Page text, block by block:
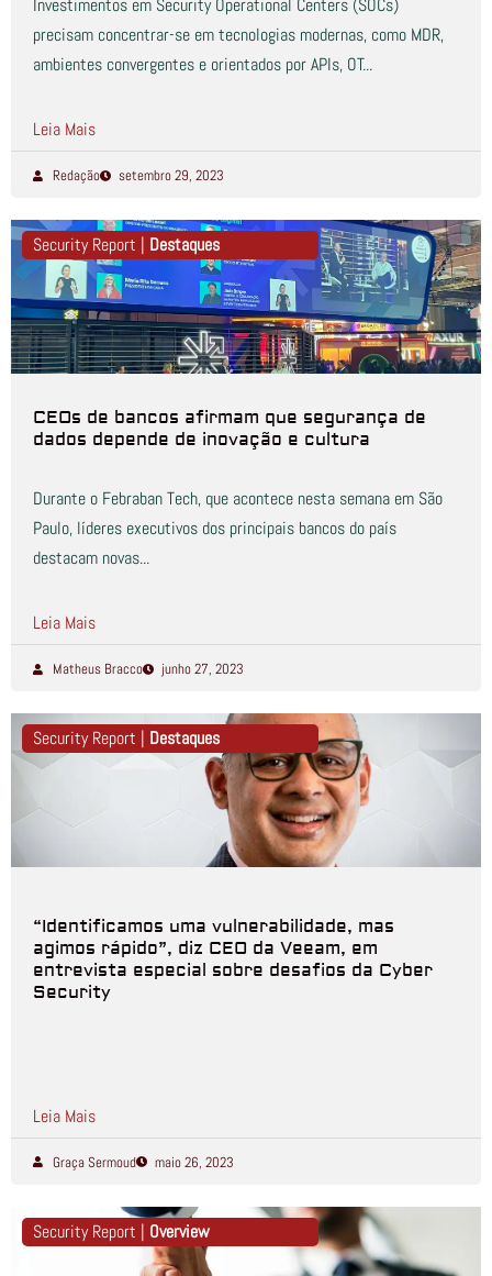
Investimentos em Security Operational Centers (SOCs)
precisam concentrar-se em tecnologias modernas, como MDR,
ambientes convergentes e orientados por APIs, OT...
Leia Mais
Redação setembro 29, 2023
Security Report | Destaques
CEOs de bancos afirmam que segurança de
dados depende de inovação e cultura
Durante o Febraban Tech, que acontece nesta semana em São
Paulo, líderes executivos dos principais bancos do país
destacam novas...
Leia Mais
Matheus Bracco junho 27, 2023
Security Report | Destaques
“Identificamos uma vulnerabilidade, mas
agimos rápido”, diz CEO da Veeam, em
entrevista especial sobre desafios da Cyber
Security
Leia Mais
Graça Sermoud maio 26, 2023
Security Report | Overview